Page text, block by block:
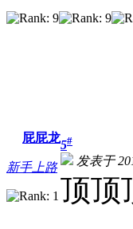
屁屁龙
新手上路
5#
发表于
顶顶